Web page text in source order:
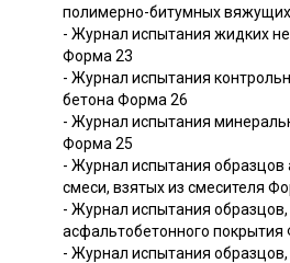
полимерно-битумных
- Журнал испытания жидких
Форма 23
- Журнал испытания
бетона Форма 26
- Журнал испытания
Форма 25
- Журнал испытания образцов
смеси, взятых из смесителя
- Журнал испытания образцов,
асфальтобетонного
- Журнал испытания образцов,